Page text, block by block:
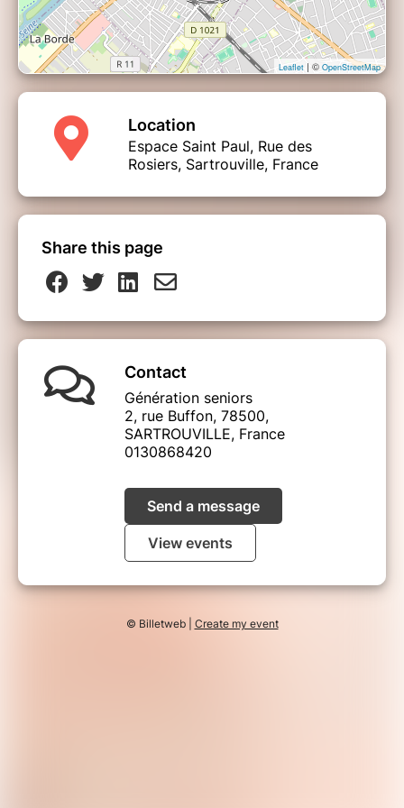
Leaflet | © OpenStreetMap
Location
Espace Saint Paul, Rue des
Rosiers, Sartrouville, France
Share this page
Contact
Génération seniors
2, rue Buffon, 78500,
SARTROUVILLE, France
0130868420
Send a message
View events
© Billetweb | Create my event